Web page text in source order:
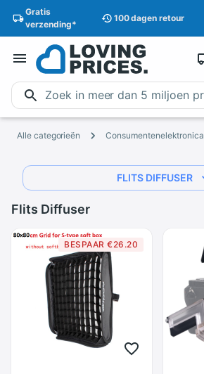
Gratis
verzending*
100 dagen retour
Alle categorieën Consumentenelektronica
FLITS DIFFUSER
Flits Diffuser
BESPAAR €26.20